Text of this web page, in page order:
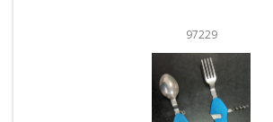
97229